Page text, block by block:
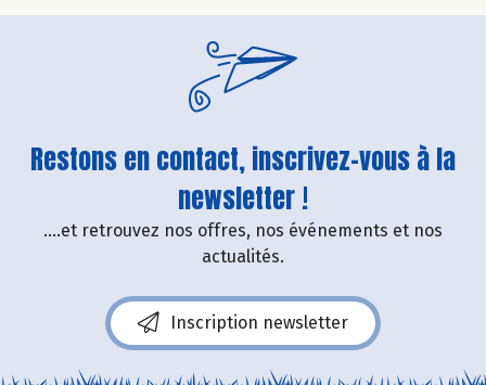
Restons en contact, inscrivez-vous à la
newsletter !
....et retrouvez nos offres, nos événements et nos
actualités.
Inscription newsletter